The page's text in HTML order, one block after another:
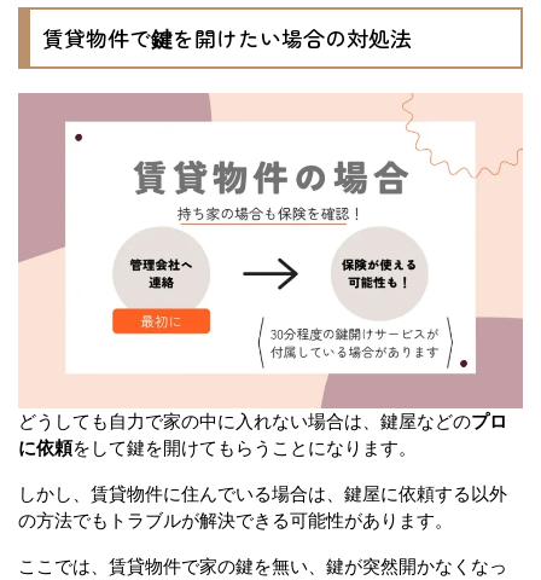
賃貸物件で鍵を開けたい場合の対処法
どうしても自力で家の中に入れない場合は、鍵屋などのプロ
に依頼をして鍵を開けてもらうことになります。
しかし、賃貸物件に住んでいる場合は、鍵屋に依頼する以外
の方法でもトラブルが解決できる可能性があります。
ここでは、賃貸物件で家の鍵を無い、鍵が突然開かなくなっ